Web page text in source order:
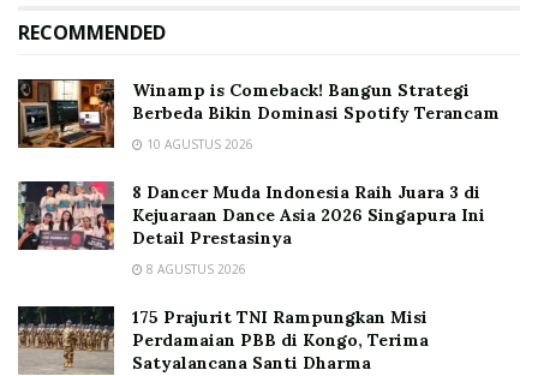
RECOMMENDED
Winamp is Comeback! Bangun Strategi
Berbeda Bikin Dominasi Spotify Terancam
10 AGUSTUS 2026
8 Dancer Muda Indonesia Raih Juara 3 di
Kejuaraan Dance Asia 2026 Singapura Ini
Detail Prestasinya
8 AGUSTUS 2026
175 Prajurit TNI Rampungkan Misi
Perdamaian PBB di Kongo, Terima
Satyalancana Santi Dharma